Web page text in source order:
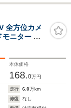
全方位カメ
ニター ド
シートバッ
置
本体価格
168.0万円
走行 6.0万km
修復
なし